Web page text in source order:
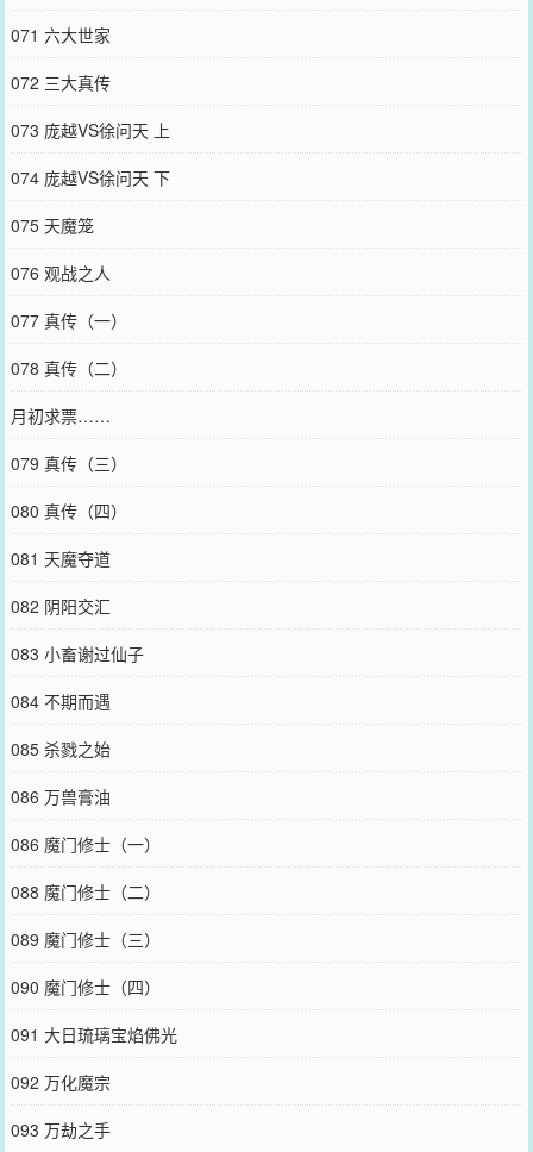
071 六大世家
072 三大真传
073 庞越VS徐问天 上
074 庞越VS徐问天 下
075 天魔笼
076 观战之人
077 真传（一）
078 真传（二）
月初求票……
079 真传（三）
080 真传（四）
081 天魔夺道
082 阴阳交汇
083 小畜谢过仙子
084 不期而遇
085 杀戮之始
086 万兽膏油
086 魔门修士（一）
088 魔门修士（二）
089 魔门修士（三）
090 魔门修士（四）
091 大日琉璃宝焰佛光
092 万化魔宗
093 万劫之手